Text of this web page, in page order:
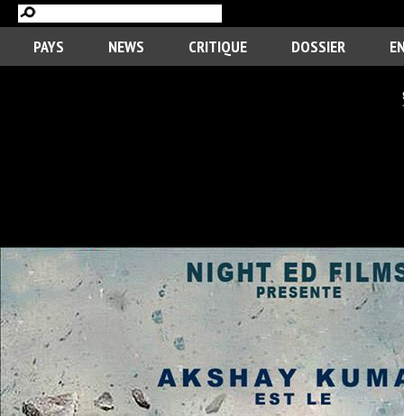
PAYS NEWS CRITIQUE DOSSIER